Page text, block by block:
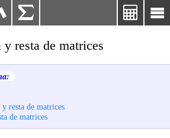



y resta de matrices
resta de matrices
de matrices